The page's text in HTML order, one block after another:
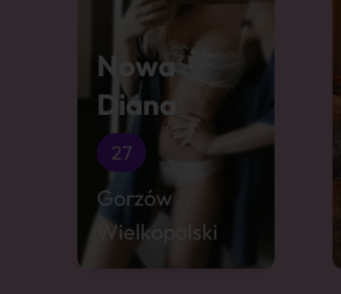
Nowa
Diana
27
Gorzów
Wielkopolski